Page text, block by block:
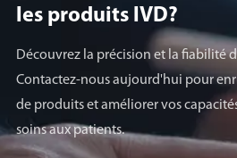
les produits lVD?
Découvrez la précision et la fiabilité
Contactez-nous aujourd'hui pour
de produits et améliorer vos
soins aux patients.